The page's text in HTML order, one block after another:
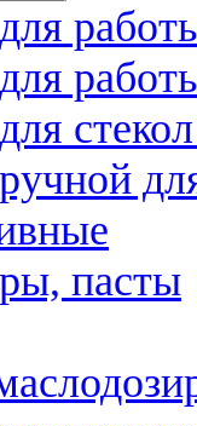
пасты